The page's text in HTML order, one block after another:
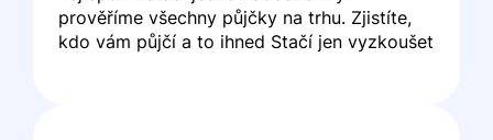
prověříme všechny půjčky na trhu. Zjistíte,
kdo vám půjčí a to ihned Stačí jen vyzkoušet